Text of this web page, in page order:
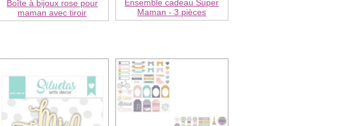
Boîte à bijoux rose pour
maman avec tiroir
Ensemble cadeau Super
Maman - 3 pièces